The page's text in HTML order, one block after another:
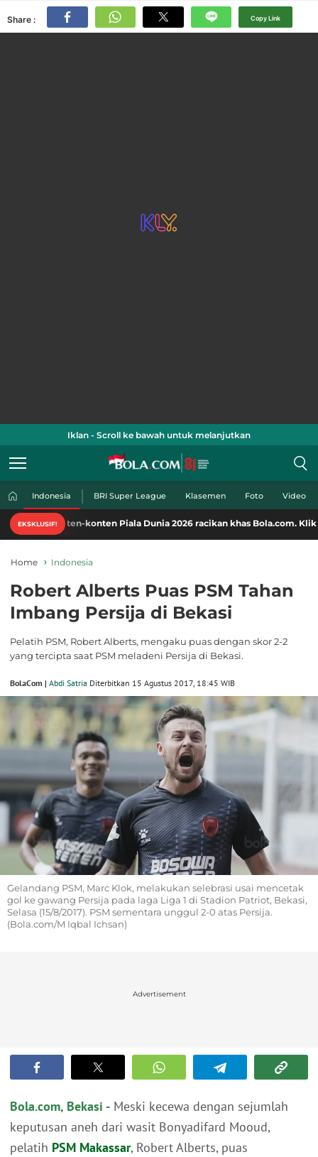
Share : Copy Link
Iklan - Scroll ke bawah untuk melanjutkan
Indonesia BRI Super League Klasemen Foto Video
EKSKLUSIF!
konten Piala Dunia 2026 racikan khas Bola.com. Klik di sini!
Home Indonesia
Robert Alberts Puas PSM Tahan
Imbang Persija di Bekasi
Pelatih PSM, Robert Alberts, mengaku puas dengan skor 2-2
yang tercipta saat PSM meladeni Persija di Bekasi.
BolaCom | Abdi Satria Diterbitkan 15 Agustus 2017, 18:45 WIB
Gelandang PSM, Marc Klok, melakukan selebrasi usai mencetak
gol ke gawang Persija pada laga Liga 1 di Stadion Patriot, Bekasi,
Selasa (15/8/2017). PSM sementara unggul 2-0 atas Persija.
(Bola.com/M Iqbal Ichsan)
Advertisement
Bola.com, Bekasi - Meski kecewa dengan sejumlah
keputusan aneh dari wasit Bonyadifard Mooud,
pelatih PSM Makassar, Robert Alberts, puas